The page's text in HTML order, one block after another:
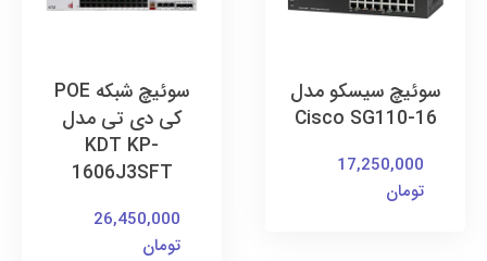
سوئیچ سیسکو مدل
Cisco SG110-16
17,250,000
تومان
سوئیچ شبکه POE
کی دی تی مدل
KDT KP-
1606J3SFT
26,450,000
تومان